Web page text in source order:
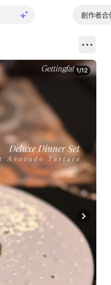
創作者合
Next slide
1/12